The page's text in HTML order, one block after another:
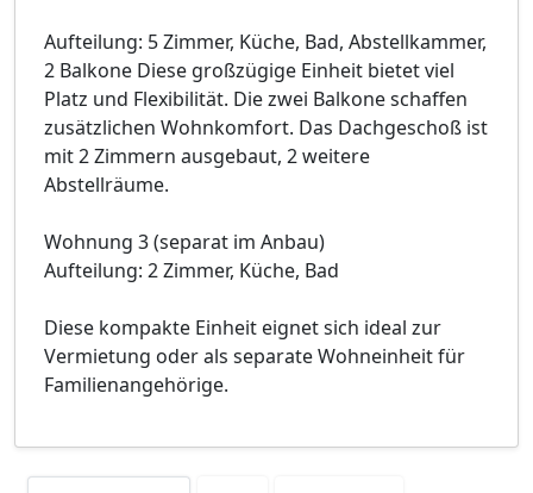
Aufteilung: 5 Zimmer, Küche, Bad, Abstellkammer,
2 Balkone Diese großzügige Einheit bietet viel
Platz und Flexibilität. Die zwei Balkone schaffen
zusätzlichen Wohnkomfort. Das Dachgeschoß ist
mit 2 Zimmern ausgebaut, 2 weitere
Abstellräume.
Wohnung 3 (separat im Anbau)
Aufteilung: 2 Zimmer, Küche, Bad
Diese kompakte Einheit eignet sich ideal zur
Vermietung oder als separate Wohneinheit für
Familienangehörige.